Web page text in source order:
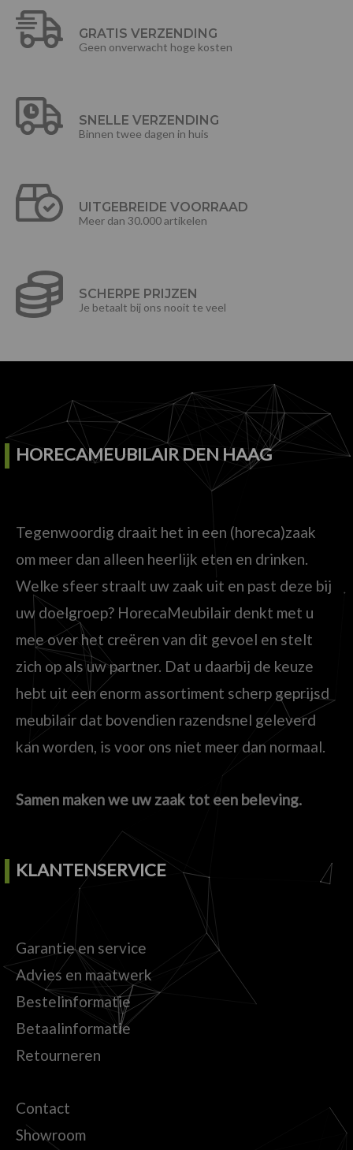
GRATIS VERZENDING
Geen onverwacht hoge kosten
SNELLE VERZENDING
Binnen twee dagen in huis
UITGEBREIDE VOORRAAD
Meer dan 30.000 artikelen
SCHERPE PRIJZEN
Je betaalt bij ons nooit te veel
HORECAMEUBILAIR DEN HAAG
Tegenwoordig draait het in een (horeca)zaak
om meer dan alleen heerlijk eten en drinken.
Welke sfeer straalt uw zaak uit en past deze bij
uw doelgroep? HorecaMeubilair denkt met u
mee over het creëren van dit gevoel en stelt
zich op als uw partner. Dat u daarbij de keuze
hebt uit een enorm assortiment scherp geprijsd
meubilair dat bovendien razendsnel geleverd
kan worden, is voor ons niet meer dan normaal.
Samen maken we uw zaak tot een beleving.
KLANTENSERVICE
Garantie en service
Advies en maatwerk
Bestelinformatie
Betaalinformatie
Retourneren
Contact
Showroom